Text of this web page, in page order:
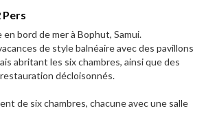
Pers
bord de mer à Bophut, Samui.
de style balnéaire avec des pavillons
abritant les six chambres, ainsi que des
décloisonnés.
de six chambres, chacune avec une salle